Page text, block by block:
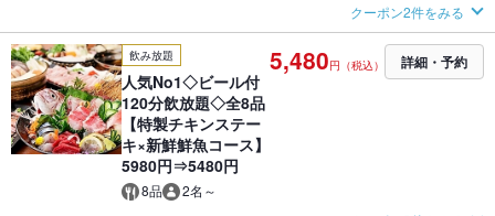
クーポン2件をみる
飲み放題
人気No1◇ビール付
120分飲放題◇全8品
【特製チキンステー
キ×新鮮鮮魚コース】
5980円⇒5480円
8品 2名～
5,480円（税込） 詳細・予約